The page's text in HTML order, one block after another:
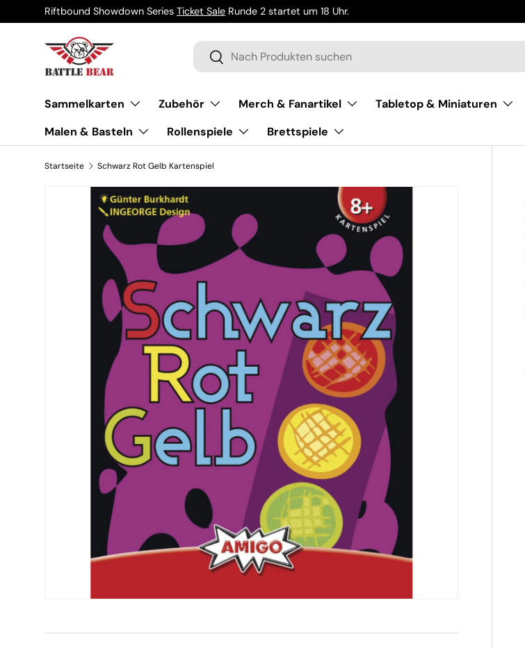
Direkt zum Inhalt
Riftbound Showdown Series Ticket Sale Runde 2 startet um 18 Uhr.
Suchen
Suchen
Sammelkarten Zubehör Merch & Fanartikel
Tabletop & Miniaturen
Malen & Basteln
Rollenspiele Brettspiele
Startseite Schwarz Rot Gelb Kartenspiel